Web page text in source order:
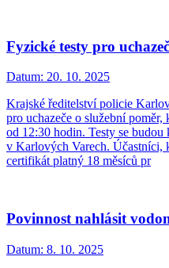
Fyzické testy pro
Datum: 20. 10. 2025
Krajské ředitelství policie
pro uchazeče o služební
od 12:30 hodin. Testy se
v Karlových Varech. Účastníci,
certifikát platný 18 měsíců pr
Povinnost nahlásit
Datum: 8. 10. 2025